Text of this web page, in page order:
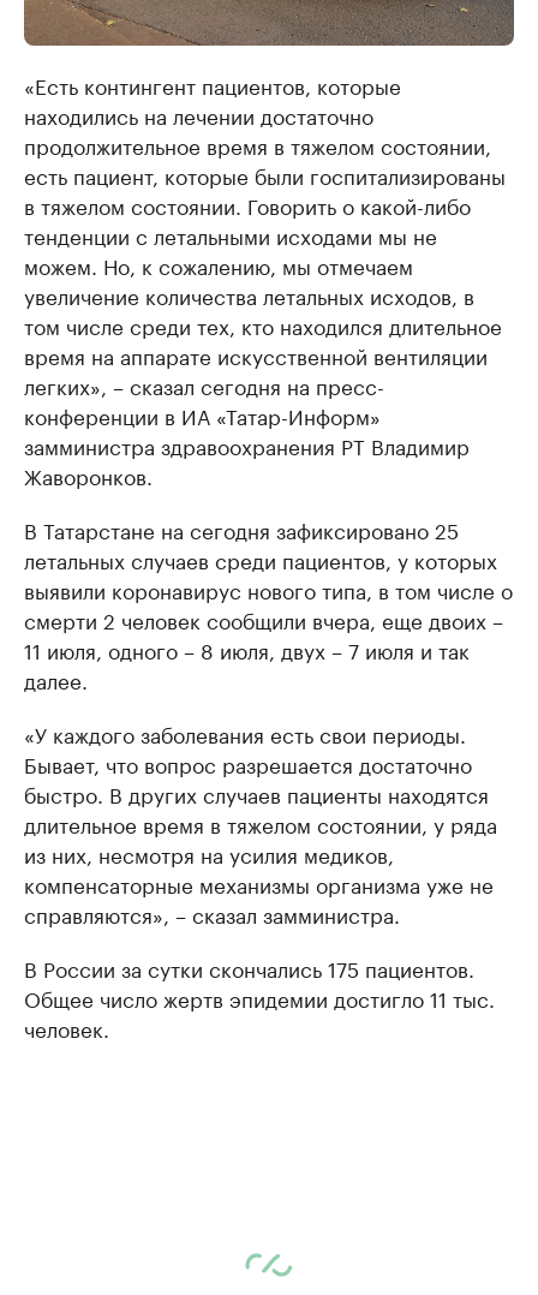
«Есть контингент пациентов, которые
находились на лечении достаточно
продолжительное время в тяжелом состоянии,
есть пациент, которые были госпитализированы
в тяжелом состоянии. Говорить о какой-либо
тенденции с летальными исходами мы не
можем. Но, к сожалению, мы отмечаем
увеличение количества летальных исходов, в
том числе среди тех, кто находился длительное
время на аппарате искусственной вентиляции
легких», – сказал сегодня на пресс-
конференции в ИА «Татар-Информ»
замминистра здравоохранения РТ Владимир
Жаворонков.
В Татарстане на сегодня зафиксировано 25
летальных случаев среди пациентов, у которых
выявили коронавирус нового типа, в том числе о
смерти 2 человек сообщили вчера, еще двоих –
11 июля, одного – 8 июля, двух – 7 июля и так
далее.
«У каждого заболевания есть свои периоды.
Бывает, что вопрос разрешается достаточно
быстро. В других случаев пациенты находятся
длительное время в тяжелом состоянии, у ряда
из них, несмотря на усилия медиков,
компенсаторные механизмы организма уже не
справляются», – сказал замминистра.
В России за сутки скончались 175 пациентов.
Общее число жертв эпидемии достигло 11 тыс.
человек.